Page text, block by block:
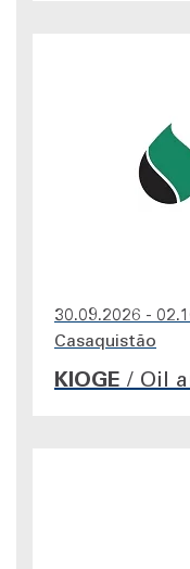
30.09.2026 -
Casaquistão
KIOGE / Oil